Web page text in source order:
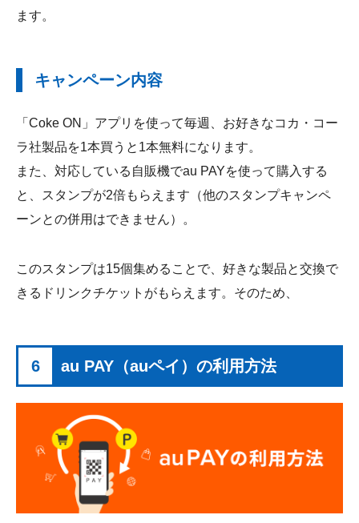
ます。
キャンペーン内容
「Coke ON」アプリを使って毎週、お好きなコカ・コー
ラ社製品を1本買うと1本無料になります。
また、対応している自販機でau PAYを使って購入する
と、スタンプが2倍もらえます（他のスタンプキャンペ
ーンとの併用はできません）。
このスタンプは15個集めることで、好きな製品と交換で
きるドリンクチケットがもらえます。そのため、
6 au PAY（auペイ）の利用方法